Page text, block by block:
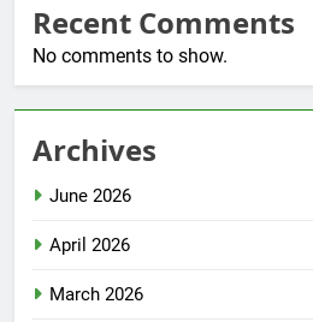
Recent Comments
No comments to show.
Archives
June 2026
April 2026
March 2026